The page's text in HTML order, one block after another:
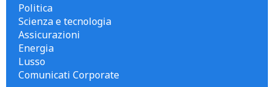
Politica
Scienza e tecnologia
Assicurazioni
Energia
Lusso
Comunicati Corporate